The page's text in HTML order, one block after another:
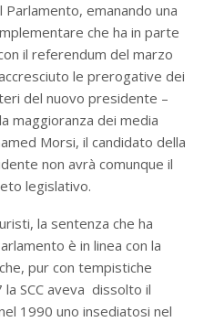
emanando una
che ha in parte
il referendum del marzo
le prerogative dei
del nuovo presidente –
maggioranza dei media
Morsi, il candidato della
non avrà comunque il
legislativo.
la sentenza che ha
è in linea con la
pur con tempistiche
SCC aveva dissolto il
1990 uno insediatosi nel